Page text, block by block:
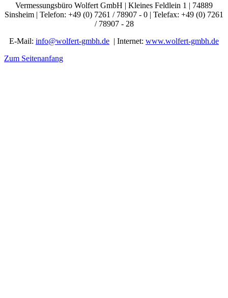
Vermessungsbüro Wolfert GmbH | Kleines Feldlein 1 | 74889
Sinsheim | Telefon: +49 (0) 7261 / 78907 - 0 | Telefax: +49 (0) 7261
/ 78907 - 28
E-Mail: info@wolfert-gmbh.de | Internet: www.wolfert-gmbh.de
Zum Seitenanfang